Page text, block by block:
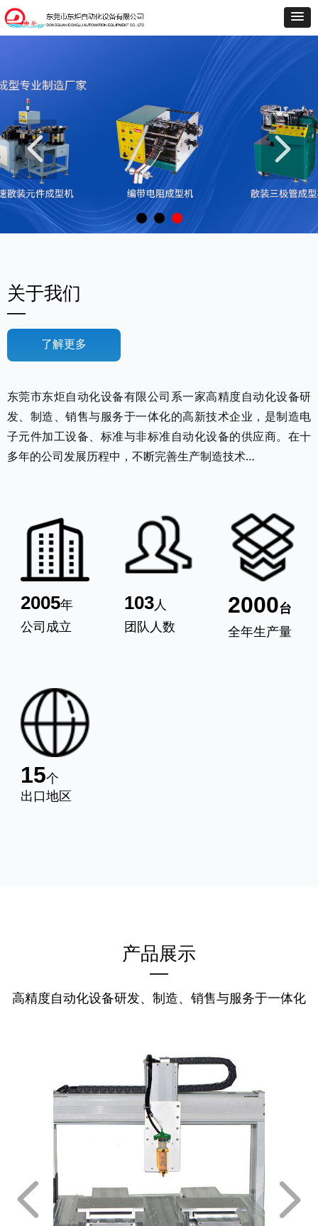
关于我们
—
东莞市东炬自动化设备有限公司系一家高精度自动化设备研
发、制造、销售与服务于一体化的高新技术企业，是制造电
子元件加工设备、标准与非标准自动化设备的供应商。在十
多年的公司发展历程中，不断完善生产制造技术…
了解更多
2005年
公司成立
103人
团队人数
2000台
全年生产量
15个
出口地区
产品展示
—
高精度自动化设备研发、制造、销售与服务于一体化
넳 넲
넳 넲